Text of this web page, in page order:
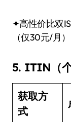
✦高性价比双
（仅30元/月）
5. ITIN（个
获取方
式